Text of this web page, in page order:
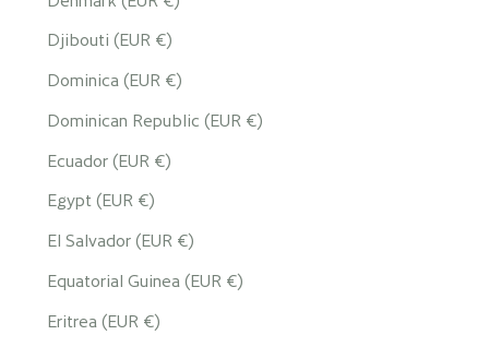
Djibouti (EUR €)
Dominica (EUR €)
Dominican Republic (EUR €)
Ecuador (EUR €)
Egypt (EUR €)
El Salvador (EUR €)
Equatorial Guinea (EUR €)
Eritrea (EUR €)